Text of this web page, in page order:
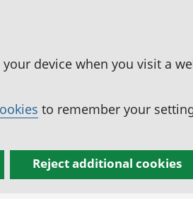
device when you visit a
to remember your
Reject additional cookies